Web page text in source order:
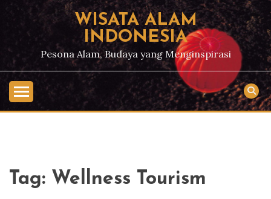
Skip
content
WISATA ALAM
INDONESIA
Pesona Alam, Budaya yang Menginspirasi
Tag: Wellness Tourism